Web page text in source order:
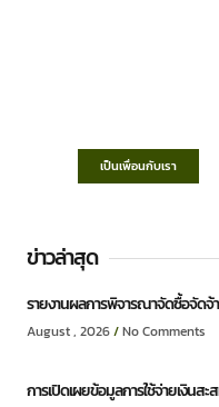
เป็นเพื่อนกับเรา
ข่าวล่าสุด
รายงานผลการพิจารณาจัดซื้อจัด
August , 2026 No Comments
การเปิดเผยข้อมูลการใช้จ่ายเงิน